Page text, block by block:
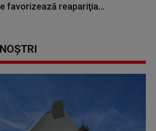
favorizează reapariţia...